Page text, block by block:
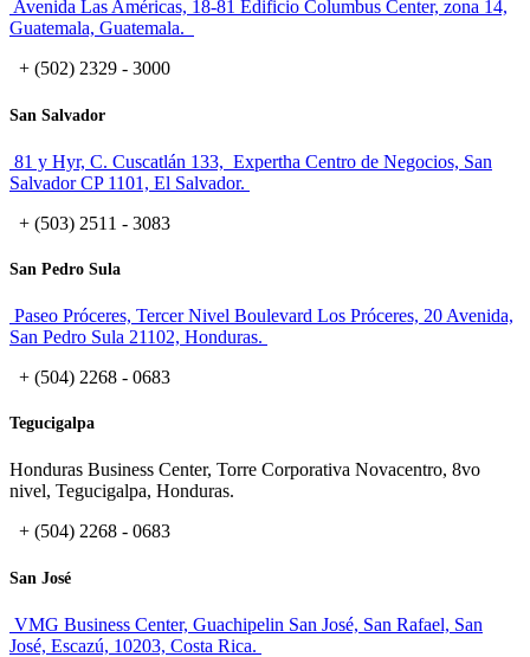
Avenida Las Américas, 18-81 Edificio Columbus Center, zona 14,
Guatemala, Guatemala.
+ (502) 2329 - 3000
San Salvador
81 y Hyr, C. Cuscatlán 133, Expertha Centro de Negocios, San
Salvador CP 1101, El Salvador.
+ (503) 2511 - 3083
San Pedro Sula
Paseo Próceres, Tercer Nivel Boulevard Los Próceres, 20 Avenida,
San Pedro Sula 21102, Honduras.
+ (504) 2268 - 0683
Tegucigalpa
Honduras Business Center, Torre Corporativa Novacentro, 8vo
nivel, Tegucigalpa, Honduras.
+ (504) 2268 - 0683
San José
VMG Business Center, Guachipelin San José, San Rafael, San
José, Escazú, 10203, Costa Rica.